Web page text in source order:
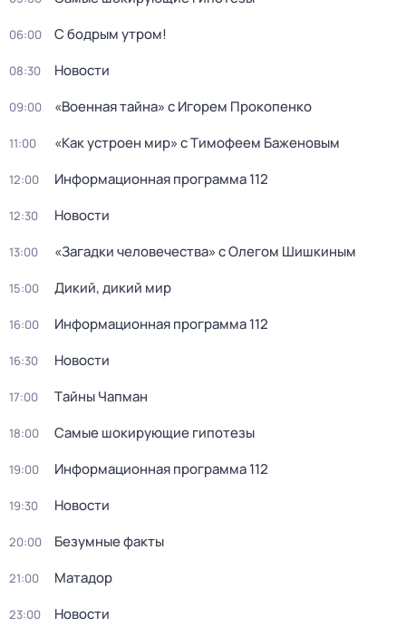
06:00 С бодрым утром!
08:30 Новости
09:00 «Военная тайна» с Игорем Прокопенко
11:00 «Как устроен мир» с Тимофеем Баженовым
12:00 Информационная программа 112
12:30 Новости
13:00 «Загадки человечества» с Олегом Шишкиным
15:00 Дикий, дикий мир
16:00 Информационная программа 112
16:30 Новости
17:00 Тaйны Чапман
18:00 Самые шoкиpующие гипотезы
19:00 Информационная программа 112
19:30 Новости
20:00 Безумные факты
21:00 Матадор
23:00 Новости